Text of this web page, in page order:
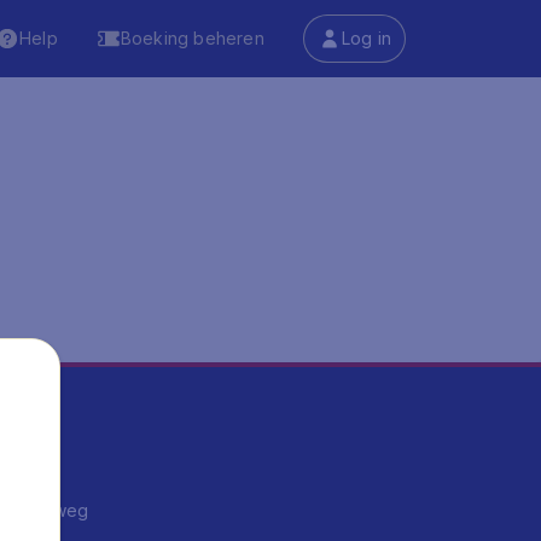
Help Boeking beheren Log in
weg